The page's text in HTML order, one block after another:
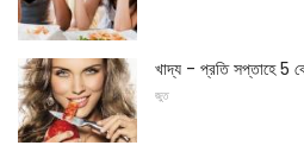
খাদ্য - প্রতি সপ্তাহে 5
জুত